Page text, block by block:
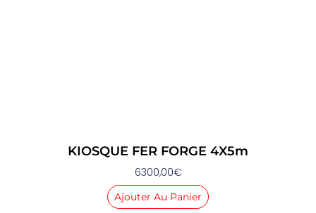
KIOSQUE FER FORGE 4X5m
6300,00€
Ajouter Au Panier